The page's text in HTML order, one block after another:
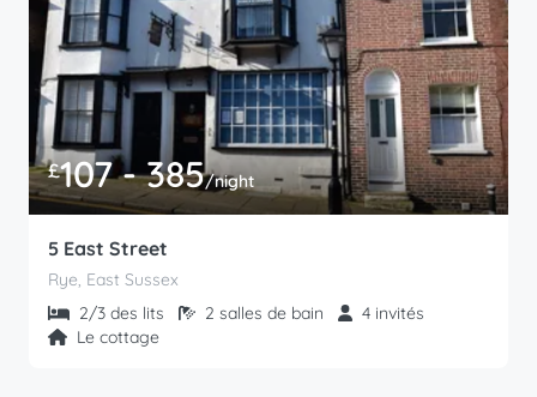
£107 - 385/night
5 East Street
Rye, East Sussex
2/3 des lits
2 salles de bain
4 invités
Le cottage